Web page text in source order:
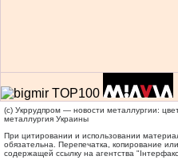
(c) Укррудпром — новости металлургии:
металлургия Украины
При цитировании и использовании
обязательна. Перепечатка, копирование
содержащей ссылку на агентства